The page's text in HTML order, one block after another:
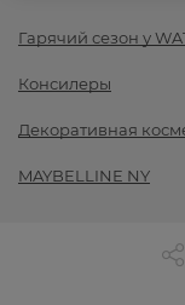
Гарячий сезон у
Консилеры
Декоративная
MAYBELLINE NY